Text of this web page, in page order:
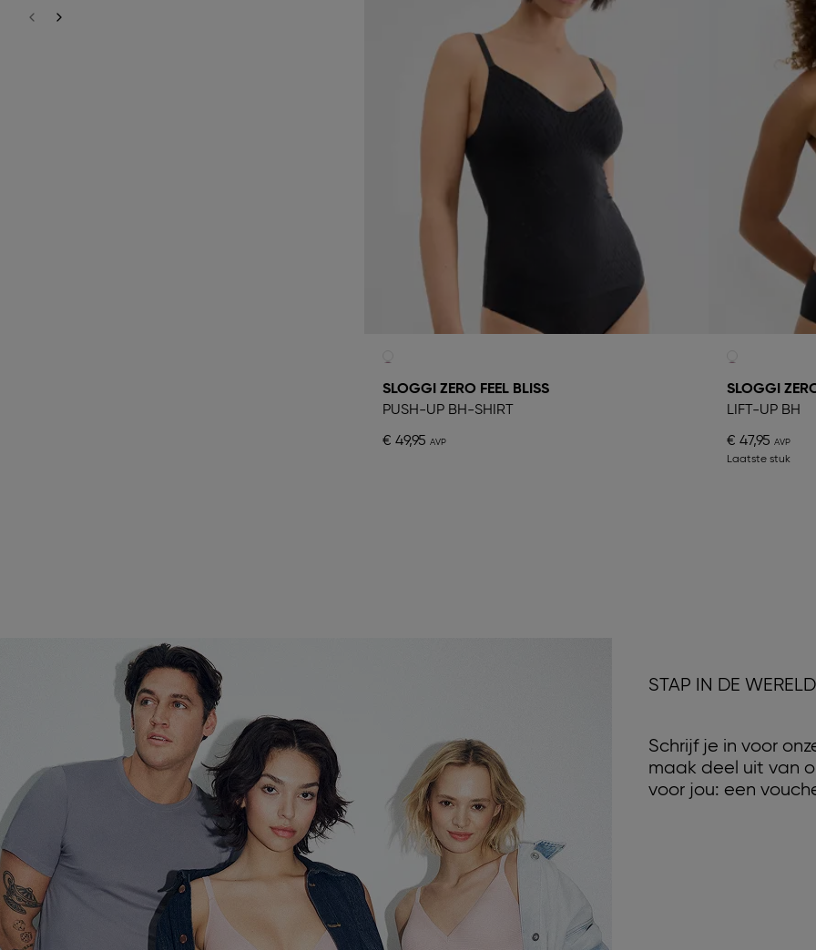
SLOGGI ZERO FEEL BLISS
PUSH-UP BH-SHIRT
€ 49,95
SLOGGI
LIFT-UP BH
€ 47,95
Laatste stuk
STAP IN DE
Schrijf je in voor
maak deel uit van
voor jou: een